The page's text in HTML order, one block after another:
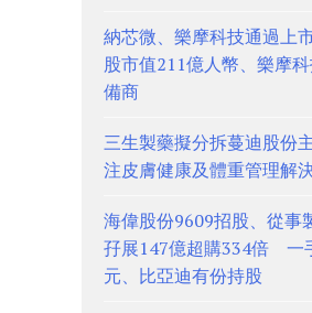
納芯微、樂摩科技通過
股市值211億人幣、樂摩
備商
三生製藥擬分拆蔓迪股
注皮膚健康及體重管理解
海偉股份9609招股、從
孖展147億超購334倍 一
元、比亞迪有份持股